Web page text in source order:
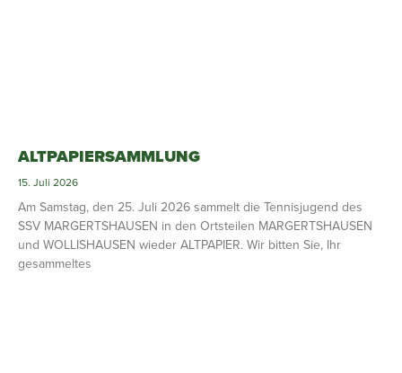
ALTPAPIERSAMMLUNG
15. Juli 2026
Am Samstag, den 25. Juli 2026 sammelt die Tennisjugend des
SSV MARGERTSHAUSEN in den Ortsteilen MARGERTSHAUSEN
und WOLLISHAUSEN wieder ALTPAPIER. Wir bitten Sie, Ihr
gesammeltes